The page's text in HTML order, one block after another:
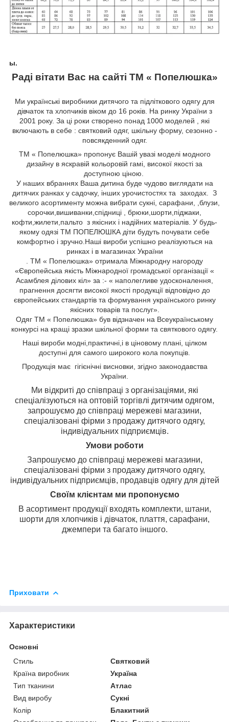
ы.
Раді вітати Вас на сайті ТМ « Попелюшка»
Ми українські виробники дитячого та підліткового одягу для
дівчаток та хлопчиків віком до 16 років. На ринку України з
2001 року. За ці роки створено понад 1000 моделей , які
включають в себе : святковий одяг, шкільну форму, сезонно -
повсякденний одяг.
ТМ « Попелюшка» пропонує Вашій увазі моделі модного
дизайну в яскравій кольоровій гамі, високої якості за
доступною ціною.
У наших вбраннях Ваша дитина буде чудово виглядати на
дитячих ранках у садочку, інших урочистостях та заходах. З
великого асортименту можна вибрати сукні, сарафани,
,блузи,
сорочки,вишиванки,спідниці
, брюки,шорти,піджаки,
кофти,жилети,пальто з якісних і надійних матеріалів. У будь-
якому одязі ТМ ПОПЕЛЮШКА діти будуть почувати себе
комфортно і зручно.Наші вироби успішно реалізуються на
ринках і в магазинах України
. ТМ « Попелюшка» отримала Міжнародну нагороду
«Європейська якість Міжнародної громадської організації «
Асамблея ділових кіл» за :- « наполегливе удосконалення,
прагнення досягти високої якості продукції відповідно до
європейських стандартів та формування українського ринку
якісних товарів та послуг».
Одяг ТМ « Попелюшка» був відзначен на Всеукраїнському
конкурсі на кращі зразки шкільної форми та святкового одягу.
Наші вироби модні, практичні, ів ціновому плані, цілком
доступні для самого широкого кола покупців.
Продукція має гігієнічні висновки, згідно законодавства
України.
Ми відкриті до співпраці з організаціями, які
спеціалізуються на оптовій торгівлі дитячим одягом,
запрошуємо до співпраці мережеві магазини,
спеціалізовані фірми з продажу дитячого одягу,
індивідуальних підприємців.
Умови роботи
Запрошуємо до співпраці мережеві магазини,
спеціалізовані фірми з продажу дитячого одягу,
індивідуальних підприємців, продавців одягу для дітей
Своїм клієнтам ми пропонуємо
В асортимент продукції входять комплекти, штани,
шорти для хлопчиків і дівчаток, плаття, сарафани,
джемпери та багато іншого.
Приховати
Характеристики
Основні
Стиль
Святковий
Країна виробник
Україна
Тип тканини
Атлас
Вид виробу
Сукні
Колір
Блакитний